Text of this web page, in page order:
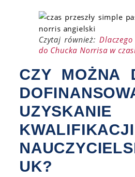
Czytaj również:
do Chucka Norrisa w
CZY MOŻNA
UZYSKANIE
KWALIFIKACJI
UK?